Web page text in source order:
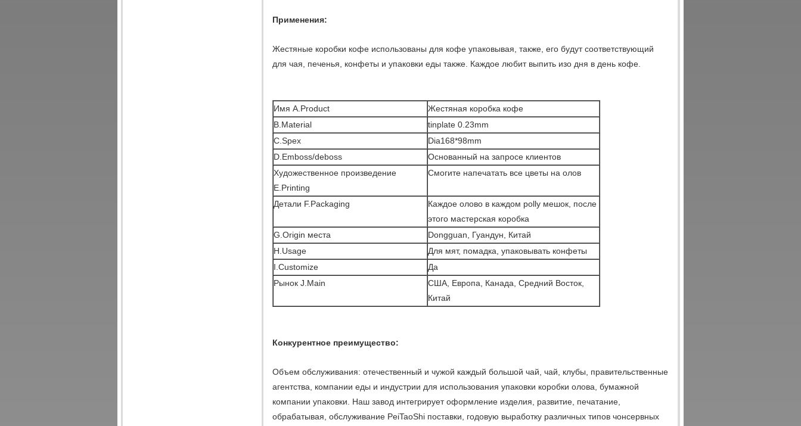
Применения:
Жестяные коробки кофе использованы для кофе упаковывая, также, его будут соответствующий
для чая, печенья, конфеты и упаковки еды также. Каждое любит выпить изо дня в день кофе.
Имя A.Product
Жестяная коробка кофе
B.Material
tinplate 0.23mm
C.Spex
Dia168*98mm
D.Emboss/deboss
Основанный на запросе клиентов
Художественное произведение
E.Printing
Смогите напечатать все цветы на олов
Детали F.Packaging
Каждое олово в каждом polly мешок, после
этого мастерская коробка
G.Origin места
Dongguan, Гуандун, Китай
H.Usage
Для мят, помадка, упаковывать конфеты
I.Customize
Да
Рынок J.Main
США, Европа, Канада, Средний Восток,
Китай
Конкурентное преимущество:
Объем обслуживания: отечественный и чужой каждый большой чай, чай, клубы, правительственные
агентства, компании еды и индустрии для использования упаковки коробки олова, бумажной
компании упаковки. Наш завод интегрирует оформление изделия, развитие, печатание,
обрабатывая, обслуживание PeiTaoShi поставки, годовую выработку различных типов чонсервных